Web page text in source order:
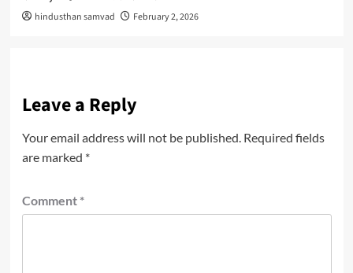
hindusthan samvad February 2, 2026
Leave a Reply
Your email address will not be published. Required fields
are marked *
Comment *